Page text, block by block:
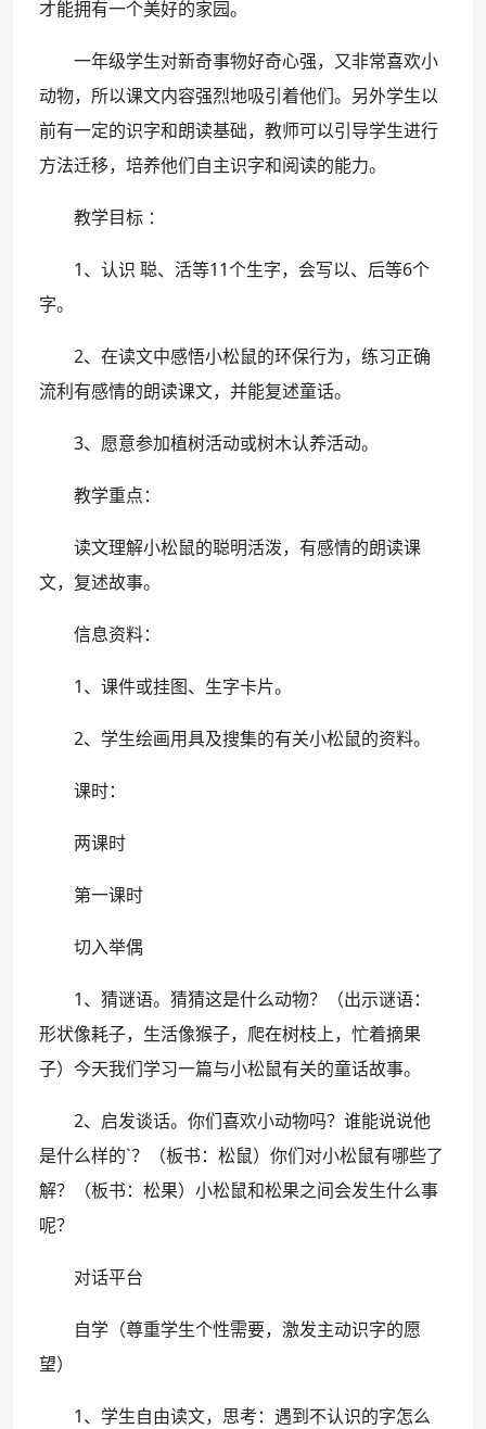
才能拥有一个美好的家园。
一年级学生对新奇事物好奇心强，又非常喜欢小
动物，所以课文内容强烈地吸引着他们。另外学生以
前有一定的识字和朗读基础，教师可以引导学生进行
方法迁移，培养他们自主识字和阅读的能力。
教学目标 ：
1、认识 聪、活等11个生字，会写以、后等6个
字。
2、在读文中感悟小松鼠的环保行为，练习正确
流利有感情的朗读课文，并能复述童话。
3、愿意参加植树活动或树木认养活动。
教学重点：
读文理解小松鼠的聪明活泼，有感情的朗读课
文，复述故事。
信息资料：
1、课件或挂图、生字卡片。
2、学生绘画用具及搜集的有关小松鼠的资料。
课时：
两课时
第一课时
切入举偶
1、猜谜语。猜猜这是什么动物？（出示谜语：
形状像耗子，生活像猴子，爬在树枝上，忙着摘果
子）今天我们学习一篇与小松鼠有关的童话故事。
2、启发谈话。你们喜欢小动物吗？谁能说说他
是什么样的`？（板书：松鼠）你们对小松鼠有哪些了
解？（板书：松果）小松鼠和松果之间会发生什么事
呢？
对话平台
自学（尊重学生个性需要，激发主动识字的愿
望）
1、学生自由读文，思考：遇到不认识的字怎么